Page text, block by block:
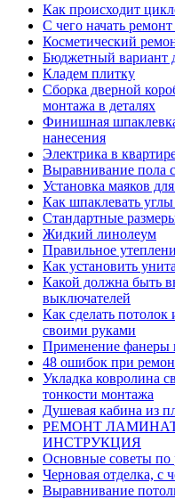
Как происходит
С чего начать
Косметический
Бюджетный вариант
Кладем плитку
Сборка дверной
монтажа в деталях
Финишная
нанесения
Электрика в
Выравнивание пола
Установка маяков
Как шпаклевать
Стандартные
Жидкий линолеум
Правильное
Как установить
Какой должна быть
выключателей
Как сделать
своими руками
Применение фанеры
48 ошибок при
Укладка ковролина
тонкости монтажа
Душевая кабина из
РЕМОНТ
ИНСТРУКЦИЯ
Основные советы по
Черновая отделка, с
Выравнивание